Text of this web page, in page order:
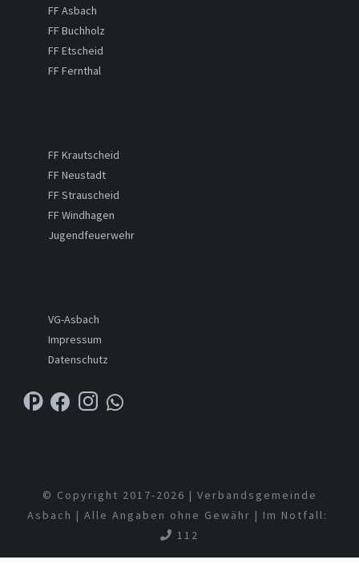
FF Asbach
FF Buchholz
FF Etscheid
FF Fernthal
FF Krautscheid
FF Neustadt
FF Strauscheid
FF Windhagen
Jugendfeuerwehr
VG-Asbach
Impressum
Datenschutz
© Copyright 2017-2026 | Verbandsgemeinde
Asbach | Alle Angaben ohne Gewähr | Im Notfall:
112